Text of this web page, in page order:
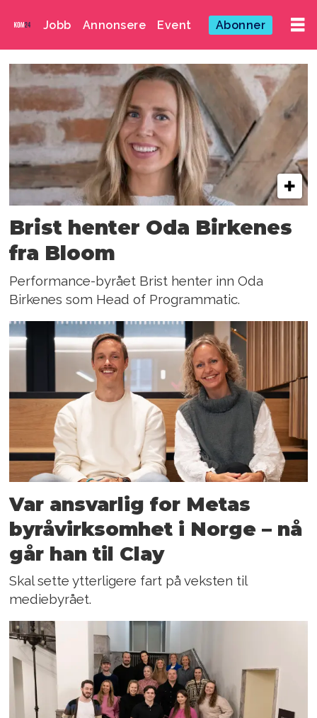
Jobb Annonsere Event Abonner
Emne:
clay
Brist henter Oda Birkenes
fra Bloom
Performance-byrået Brist henter inn Oda
Birkenes som Head of Programmatic.
Var ansvarlig for Metas
byråvirksomhet i Norge – nå
går han til Clay
Skal sette ytterligere fart på veksten til
mediebyrået.